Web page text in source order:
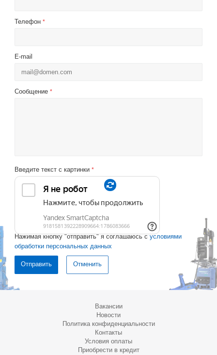
Телефон *
E-mail
Сообщение *
Введите текст с картинки *
Нажимая кнопку "отправить" я соглашаюсь с условиями
обработки персональных данных
Отменить
Вакансии
Новости
Политика конфиденциальности
Контакты
Условия оплаты
Приобрести в кредит